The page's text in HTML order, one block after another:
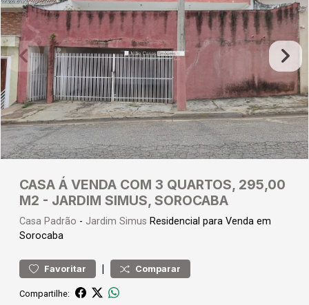
CASA Á VENDA COM 3 QUARTOS, 295,00
M2 - JARDIM SIMUS, SOROCABA
Casa Padrão - Jardim Simus Residencial para Venda em
Sorocaba
Favoritar | Comparar
Compartilhe: